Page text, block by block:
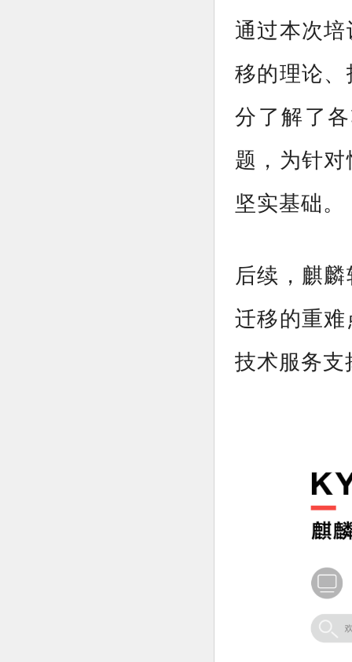
通过本次
移的理论
分了解了
题，为针
坚实基础。
后续，麒
迁移的重
技术服务支